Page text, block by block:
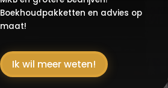
Boekhoudpakketten en advies op
maat!
Ik wil meer weten!